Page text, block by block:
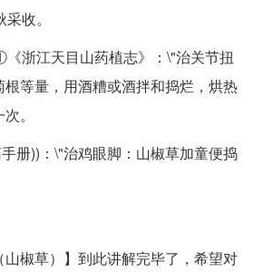
收。
浙江天目山药植志》：\"治关节扭
等量，用酒糟或酒拌和捣烂，烘热
。
册))：\"治鸡眼脚：山椒草加童便捣
椒草）】到此讲解完毕了，希望对